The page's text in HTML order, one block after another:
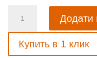
штора
з
тканиною
Рейк'явік
Додати
Купить в 1 клик